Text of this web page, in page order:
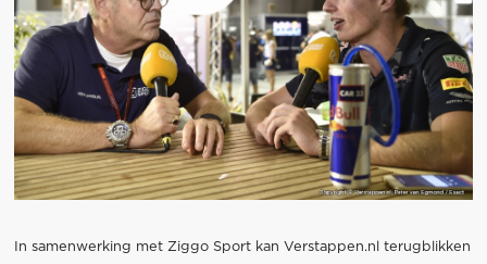
In samenwerking met Ziggo Sport kan Verstappen.nl terugblikken